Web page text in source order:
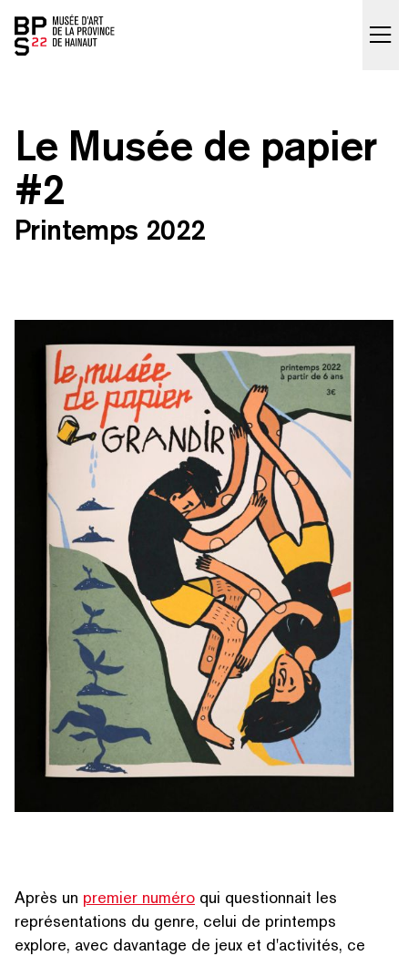
Accueil
Le Musée de papier
#2
Printemps 2022
Après un premier numéro qui ques­tion­nait les
représen­ta­tions du genre, celui de printemps
explore, avec davantage de jeux et d'activités, ce